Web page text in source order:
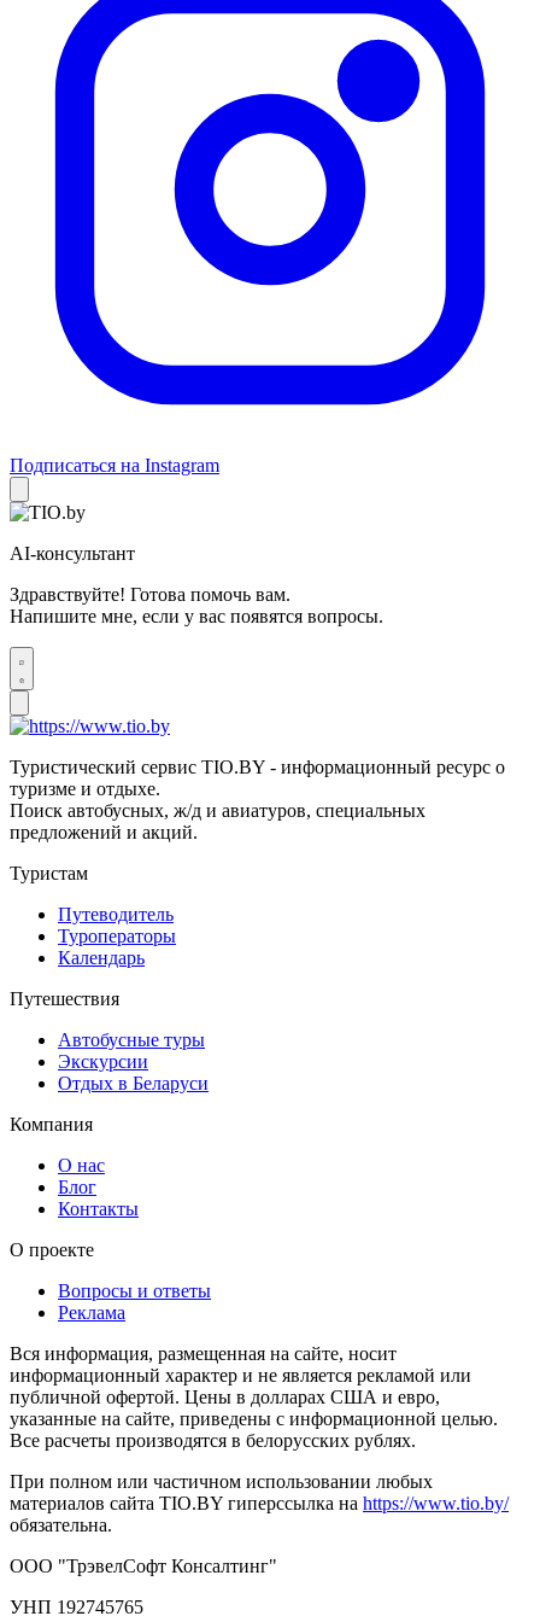
Подписаться на Instagram
AI-консультант
Здравствуйте! Готова помочь вам.
Напишите мне, если у вас появятся вопросы.
Туристический сервис TIO.BY - информационный ресурс о
туризме и отдыхе.
Поиск автобусных, ж/д и авиатуров, специальных
предложений и акций.
Туристам
Путеводитель
Туроператоры
Календарь
Путешествия
Автобусные туры
Экскурсии
Отдых в Беларуси
Компания
О нас
Блог
Контакты
О проекте
Вопросы и ответы
Реклама
Вся информация, размещенная на сайте, носит
информационный характер и не является рекламой или
публичной офертой. Цены в долларах США и евро,
указанные на сайте, приведены с информационной целью.
Все расчеты производятся в белорусских рублях.
При полном или частичном использовании любых
материалов сайта TIO.BY гиперссылка на https://www.tio.by/
обязательна.
ООО "ТрэвелСофт Консалтинг"
УНП 192745765